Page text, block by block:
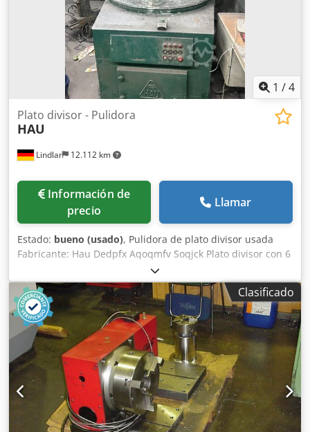
1 /4
Lindlar 12.112 km
Plato divisor - Pulidora
HAU
Información de
precio
Llamar
Estado: bueno (usado), Pulidora de plato divisor usada
Fabricante: Hau Dedpfx Aqoqmfv Soqjck Plato divisor con 6
husillos de trabajo y 3 estaciones de pulido con pistolas
oscilantes y de alta presión, motores de 5,5 kW, sistema de
sujeción por pinzas, armario de distribución
Clasificado